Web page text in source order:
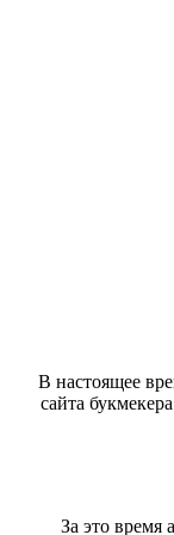
В настоящее
сайта
За это время